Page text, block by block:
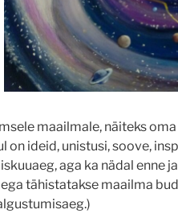
maailmale, näiteks
ideid, unistusi, soove,
aga ka nädal enne
tähistatakse maailma